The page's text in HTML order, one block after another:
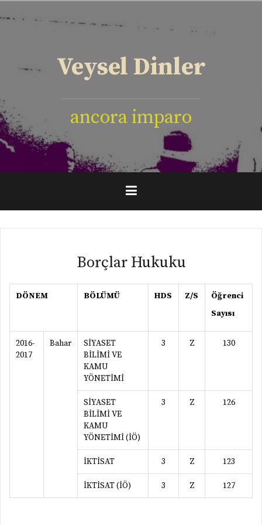
geç
Veysel Dinler
ancora imparo
Borçlar Hukuku
DÖNEM BÖLÜMÜ HDS Z/S
Öğrenci
Sayısı
2016-
2017
Bahar
SİYASET
BİLİMİ VE
KAMU
YÖNETİMİ
3 Z 130
SİYASET
BİLİMİ VE
KAMU
YÖNETİMİ (İÖ)
3 Z 126
İKTİSAT 3 Z 123
İKTİSAT (İÖ) 3 Z 127